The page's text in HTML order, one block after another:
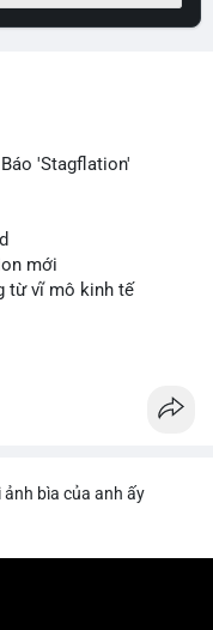
'Stagflation'
mới
từ vĩ mô kinh tế
bìa của anh ấy